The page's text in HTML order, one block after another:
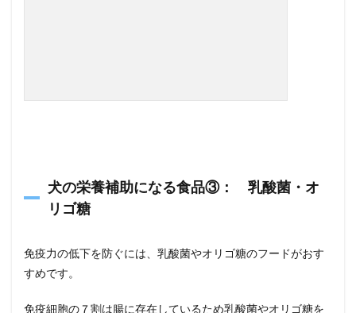
犬の栄養補助になる食品③： 乳酸菌・オ
リゴ糖
免疫力の低下を防ぐには、乳酸菌やオリゴ糖のフードがおす
すめです。
免疫細胞の７割は腸に存在しているため乳酸菌やオリゴ糖を